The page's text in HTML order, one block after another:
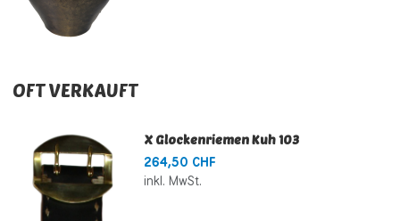
OFT VERKAUFT
X Glockenriemen Kuh 103
264,50 CHF
inkl. MwSt.